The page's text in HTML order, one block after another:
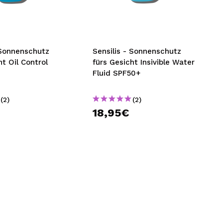
ERSTELLEN
Oil Control
(2)
Sensilis - Sonnenschutz
fürs Gesicht Insivible Water
Fluid SPF50+
(2)
18,95€